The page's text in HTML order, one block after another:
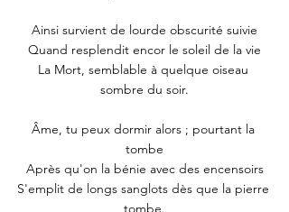
Ainsi survient de lourde obscurité suivie
Quand resplendit encor le soleil de la vie
La Mort, semblable à quelque oiseau
sombre du soir.
Âme, tu peux dormir alors ; pourtant la
tombe
Après qu'on la bénie avec des encensoirs
S'emplit de longs sanglots dès que la pierre
tombe.